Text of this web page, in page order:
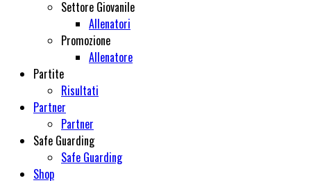
Settore Giovanile
Allenatori
Promozione
Allenatore
Partite
Risultati
Partner
Partner
Safe Guarding
Safe Guarding
Shop